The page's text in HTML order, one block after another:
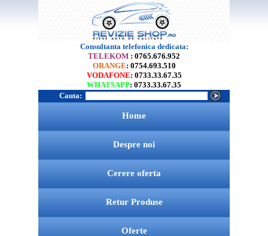
Consultanta telefonica dedicata:
TELEKOM : 0765.676.952
ORANGE: 0754.693.510
VODAFONE: 0733.33.67.35
WHATSAPP: 0733.33.67.35
Cauta:
Home
Despre noi
Cerere oferta
Retur Produse
Oferte